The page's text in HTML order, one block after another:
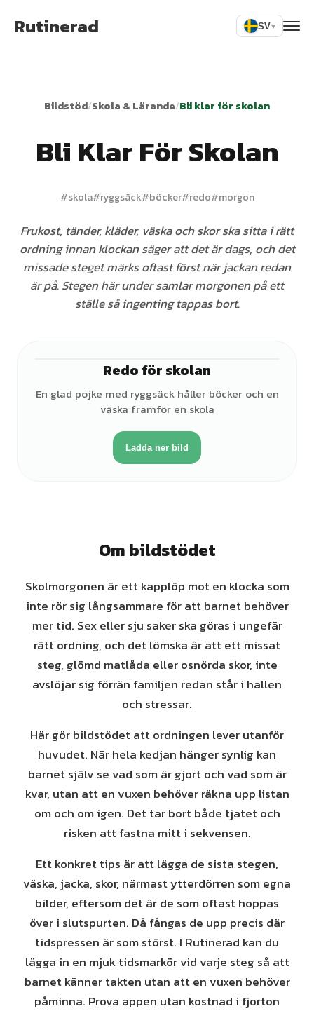
Rutinerad SV▾
Bildstöd/Skola & Lärande/Bli klar för skolan
Bli Klar För Skolan
#skola#ryggsäck#böcker#redo#morgon
Frukost, tänder, kläder, väska och skor ska sitta i rätt
ordning innan klockan säger att det är dags, och det
missade steget märks oftast först när jackan redan
är på. Stegen här under samlar morgonen på ett
ställe så ingenting tappas bort.
Redo för skolan
En glad pojke med ryggsäck håller böcker och en
väska framför en skola
Ladda ner bild
Om bildstödet
Skolmorgonen är ett kapplöp mot en klocka som
inte rör sig långsammare för att barnet behöver
mer tid. Sex eller sju saker ska göras i ungefär
rätt ordning, och det lömska är att ett missat
steg, glömd matlåda eller osnörda skor, inte
avslöjar sig förrän familjen redan står i hallen
och stressar.
Här gör bildstödet att ordningen lever utanför
huvudet. När hela kedjan hänger synlig kan
barnet själv se vad som är gjort och vad som är
kvar, utan att en vuxen behöver räkna upp listan
om och om igen. Det tar bort både tjatet och
risken att fastna mitt i sekvensen.
Ett konkret tips är att lägga de sista stegen,
väska, jacka, skor, närmast ytterdörren som egna
bilder, eftersom det är de som oftast hoppas
över i slutspurten. Då fångas de upp precis där
tidspressen är som störst. I Rutinerad kan du
lägga in en mjuk tidsmarkör vid varje steg så att
barnet känner takten utan att en vuxen behöver
påminna. Prova appen utan kostnad i fjorton